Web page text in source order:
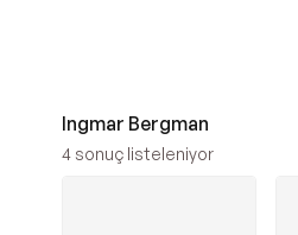
Ingmar Bergman
4 sonuç listeleniyor